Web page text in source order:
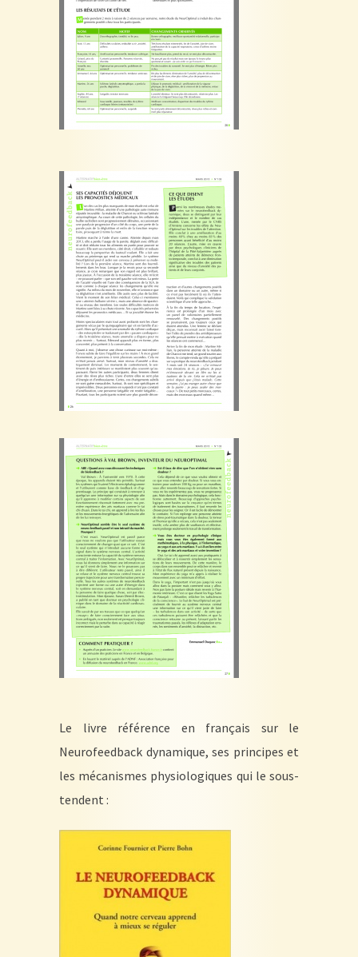
Le livre référence en français sur le
Neurofeedback dynamique, ses principes et
les mécanismes physiologiques qui le sous-
tendent :